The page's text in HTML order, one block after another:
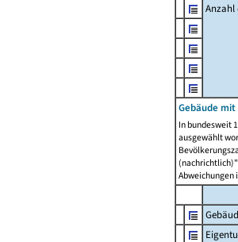
Anzahl
Gebäude
In bundesweit
ausgewählt
Abweichungen